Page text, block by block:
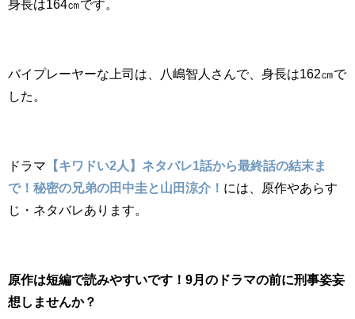
身長は164㎝です。
バイプレーヤーな上司は、八嶋智人さんで、身長は162㎝で
した。
ドラマ 【キワドい2人】ネタバレ1話から最終話の結末ま
で！秘密の兄弟の田中圭と山田涼介！ には、原作やあらす
じ・ネタバレあります。
原作は短編で読みやすいです！9月のドラマの前に刑事姿妄
想しませんか？